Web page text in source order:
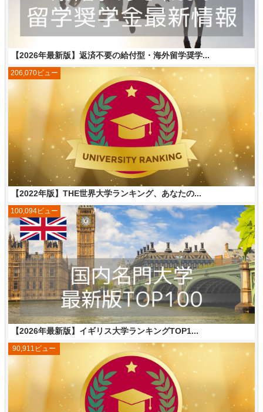
【2026年最新版】返済不要の給付型・海外留学奨学...
【2022年版】THE世界大学ランキング、あなたの...
206,070ビュー
【2026年最新版】イギリス大学ランキングTOP1...
100,094ビュー
90,911ビュー